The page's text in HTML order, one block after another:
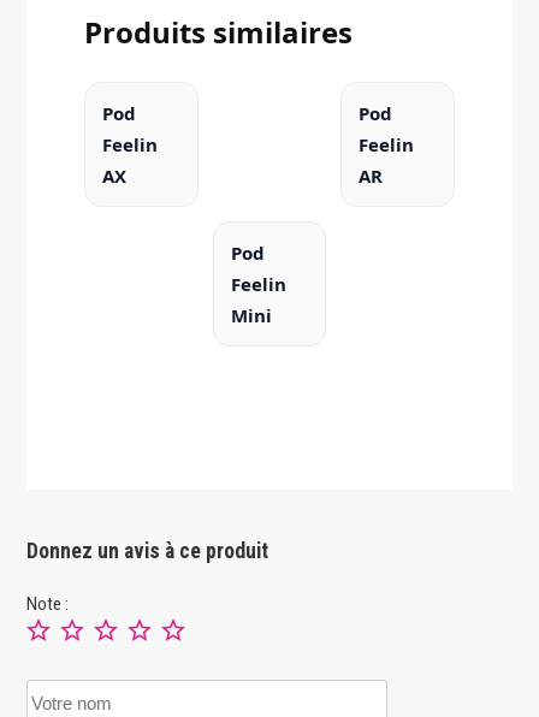
Produits similaires
Pod
Feelin
AX
Pod
Feelin
AR
Pod
Feelin
Mini
Donnez un avis à ce produit
Note :